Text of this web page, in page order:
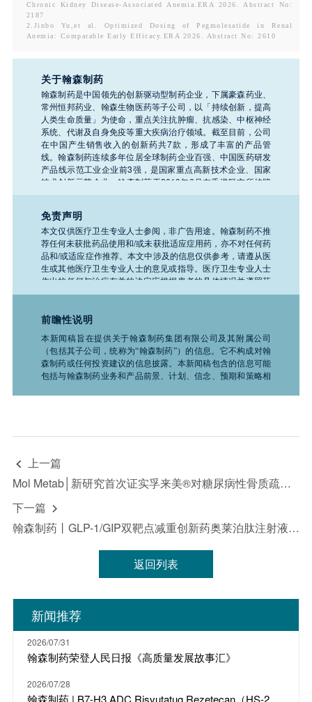
Chronic Kidney Disease‑Associated Anemia.ERA 2026. Abstract No:
2187
2.Jinbo Yu,et al. Optimized Dosing of Pegmolesatide in Renal
Anemia: Comparable Early Efficacy.ERA 2026. Abstract No: 2610
关于翰森制药
翰森制药是中国领先的创新驱动型制药企业，下属豪森药业、
常州恒邦药业、翰森生物医药等子公司，以「持续创新，提高
人类生命质量」为使命，重点关注抗肿瘤、抗感染、中枢神经
系统、代谢及自身免疫等重大疾病治疗领域。截至目前，公司
在中国产生销售收入的创新药共7款，形成了丰富的产品管
线。翰森制药连续多年位居全球制药企业百强、中国医药研发
产品线示范工业企业前3强，是国家重点高新技术企业、国家
技术创新示范企业。翰森制药于2019年6月在香港联交所挂牌
免责声明
本文仅供医疗卫生专业人士参阅，非广告用途。翰森制药不推
荐任何未获批药品使用和/或未获批适应症用药，亦不对任何药
品和/或适应症作推荐。本文中涉及的信息仅供参考，请遵从医
生或其他医疗卫生专业人士的意见或指导。医疗卫生专业人士
作出的任何与治疗有关的决定应根据患者的具体情况并遵照药
品说明书。如需了解公司任何产品、医疗或疾病的相关信息，
前瞻性说明
本新闻稿旨在提供关于翰森制药集团有限公司及其附属公司
（包括其子公司，统称为“翰森制药”）的信息。它不构成对翰
森制药或任何投资建议的信息披露。本新闻稿包含的信息可能
包括与翰森制药业务和产品前景、计划、信念、预期和策略相
实际结果可能与此处所述有显著差异，且过去的证券价格趋势
投资决策时应谨慎行事。“致力于”“预期”“相信”“预测”“意
图”“预计”“可能”“将”“应该”“计划”“继续”“目标”“考虑”“估计”“指
导”“潜在”“追求”以及于任何未来计划、行动或事件的讨论中使
用的类似词语和术语，均表示前瞻性声明。翰森制药不承诺或
保证前瞻性信息的准确性、及时性或完整性，并且不承担更新
或修订这些前瞻性声明的义务。无论是翰森制药还是其任何董
性声明负责，也不对因依赖本新闻稿中提供的信息而产生的任
何损失或损害负责，包括但不限于直接、偶然、间接或惩罚性
的损害。本新闻稿中的所有信息均为发布之日的最新信息。除
而更新或修订此信息的责任。此外，翰森制药保留随时对本新
闻稿全部或部分内容进行更改、修正或终止的权利，恕不另行
（03692.HK）的公告及财务报告。
 上一篇
Mol Metab│新研究首次证实孚来美®对糖尿病性骨质疏松患者具有综合的骨保护潜力
下一篇 
翰森制药丨GLP-1/GIP双靶点减重创新药奥莱泊肽注射液上市许可申请获国家药品监督管理局受理
返回列表
新闻推荐
2026/07/31
翰森制药荣登人民日报《高质量发展故事汇》
2026/07/28
翰森制药 | B7-H3 ADC Risvutatug Rezetecan（HS-20093）骨肉瘤III期临床ARTEMIS-011达到IRC-PFS主要终点